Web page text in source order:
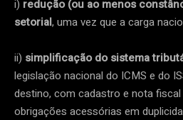
i) redução (ou ao menos
setorial, uma vez que a carga
ii) simplificação do sistema
legislação nacional do ICMS e do
destino, com cadastro e nota
obrigações acessórias em